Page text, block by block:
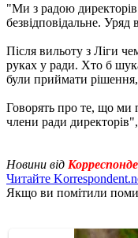
"Ми з радою директорів
безвідповідальне.
Після вильоту з Ліги
руках у ради. Хто б
були приймати
Говорять про те, що ми
члени ради
Новини від
Читайте
Якщо ви помітили